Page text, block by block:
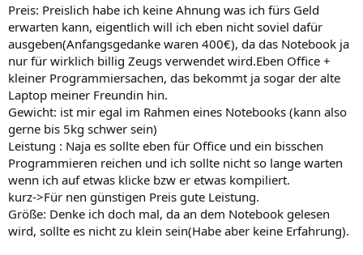
Preis: Preislich habe ich keine Ahnung was ich fürs Geld
erwarten kann, eigentlich will ich eben nicht soviel dafür
ausgeben(Anfangsgedanke waren 400€), da das Notebook ja
nur für wirklich billig Zeugs verwendet wird.Eben Office +
kleiner Programmiersachen, das bekommt ja sogar der alte
Laptop meiner Freundin hin.
Gewicht: ist mir egal im Rahmen eines Notebooks (kann also
gerne bis 5kg schwer sein)
Leistung : Naja es sollte eben für Office und ein bisschen
Programmieren reichen und ich sollte nicht so lange warten
wenn ich auf etwas klicke bzw er etwas kompiliert.
kurz->Für nen günstigen Preis gute Leistung.
Größe: Denke ich doch mal, da an dem Notebook gelesen
wird, sollte es nicht zu klein sein(Habe aber keine Erfahrung).